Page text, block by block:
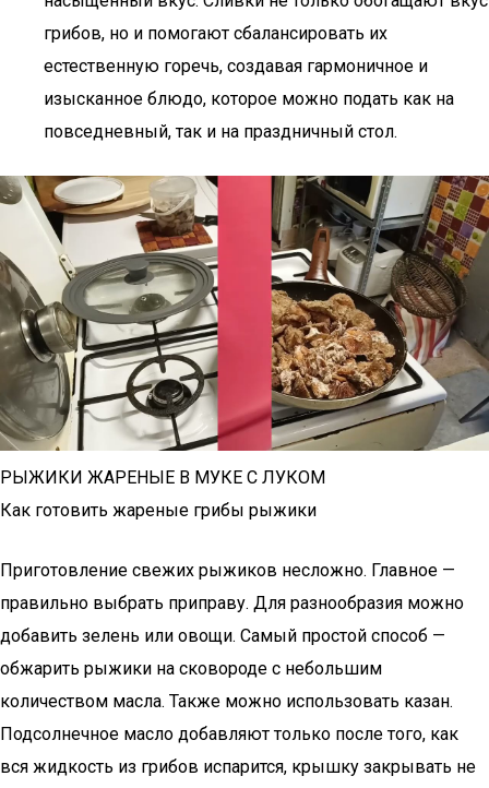
грибов, но и помогают сбалансировать их
естественную горечь, создавая гармоничное и
изысканное блюдо, которое можно подать как на
повседневный, так и на праздничный стол.
РЫЖИКИ ЖАРЕНЫЕ В МУКЕ С ЛУКОМ
Как готовить жареные грибы рыжики
Приготовление свежих рыжиков несложно. Главное —
правильно выбрать приправу. Для разнообразия можно
добавить зелень или овощи. Самый простой способ —
обжарить рыжики на сковороде с небольшим
количеством масла. Также можно использовать казан.
Подсолнечное масло добавляют только после того, как
вся жидкость из грибов испарится, крышку закрывать не